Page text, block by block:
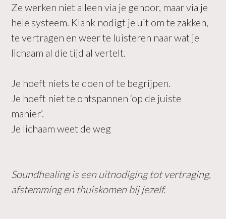
Ze werken niet alleen via je gehoor, maar via je
hele systeem. Klank nodigt je uit om te zakken,
te vertragen en weer te luisteren naar wat je
lichaam al die tijd al vertelt.
Je hoeft niets te doen of te begrijpen.
Je hoeft niet te ontspannen ‘op de juiste
manier’.
Je lichaam weet de weg
Soundhealing is een uitnodiging tot vertraging,
afstemming en thuiskomen bij jezelf.